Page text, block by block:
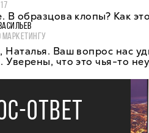
В образцова клопы? Как
МАРКЕТИНГУ
Ваш вопрос нас
Уверены, что это чья-то
ОТВЕТ